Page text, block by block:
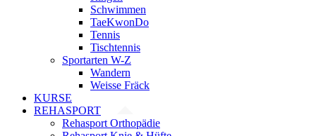
Schwimmen
TaeKwonDo
Tennis
Tischtennis
Sportarten W-Z
Wandern
Weisse Fräck
KURSE
REHASPORT
Rehasport Orthopädie